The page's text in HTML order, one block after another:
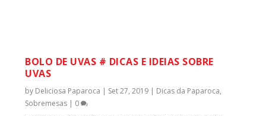
BOLO DE UVAS # DICAS E IDEIAS SOBRE
UVAS
by Deliciosa Paparoca | Set 27, 2019 | Dicas da Paparoca,
Sobremesas | 0